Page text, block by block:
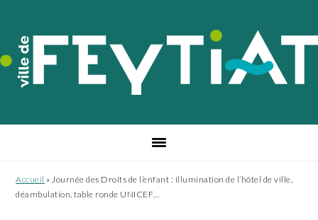
navigation
principale
contenu
principal
pied
de
page
Accueil » Journée des Droits de l’enfant : illumination de l’hôtel de ville,
déambulation, table ronde UNICEF…